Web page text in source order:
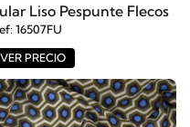
Liso Pespunte Flecos
16507FU
VER PRECIO